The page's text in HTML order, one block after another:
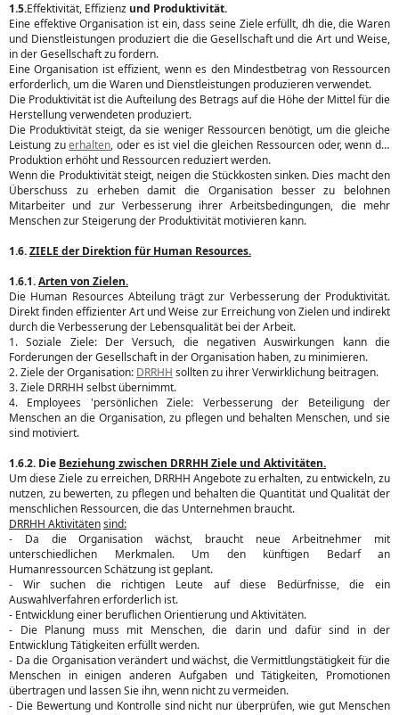
1.5.Effektivität, Effizienz und Produktivität.
Eine effektive Organisation ist ein, dass seine Ziele erfüllt, dh die, die Waren
und Dienstleistungen produziert die die Gesellschaft und die Art und Weise,
in der Gesellschaft zu fordern.
Eine Organisation ist effizient, wenn es den Mindestbetrag von Ressourcen
erforderlich, um die Waren und Dienstleistungen produzieren verwendet.
Die Produktivität ist die Aufteilung des Betrags auf die Höhe der Mittel für die
Herstellung verwendeten produziert.
Die Produktivität steigt, da sie weniger Ressourcen benötigt, um die gleiche
Leistung zuerhalten, oder es ist viel die gleichen Ressourcen oder, wenn die
Produktion erhöht und Ressourcen reduziert werden.
Wenn die Produktivität steigt, neigen die Stückkosten sinken. Dies macht den
Überschuss zu erheben damit die Organisation besser zu belohnen
Mitarbeiter und zur Verbesserung ihrer Arbeitsbedingungen, die mehr
Menschen zur Steigerung der Produktivität motivieren kann.
1.6.ZIELE der Direktion für Human Resources.
1.6.1.Arten von Zielen.
Die Human Resources Abteilung trägt zur Verbesserung der Produktivität.
Direkt finden effizienter Art und Weise zur Erreichung von Zielen und indirekt
durch die Verbesserung der Lebensqualität bei der Arbeit.
1. Soziale Ziele: Der Versuch, die negativen Auswirkungen kann die
Forderungen der Gesellschaft in der Organisation haben, zu minimieren.
2. Ziele der Organisation: DRRHH sollten zu ihrer Verwirklichung beitragen.
3. Ziele DRRHH selbst übernimmt.
4. Employees 'persönlichen Ziele: Verbesserung der Beteiligung der
Menschen an die Organisation, zu pflegen und behalten Menschen, und sie
sind motiviert.
1.6.2. Die Beziehung zwischen DRRHH Ziele und Aktivitäten.
Um diese Ziele zu erreichen, DRRHH Angebote zu erhalten, zu entwickeln, zu
nutzen, zu bewerten, zu pflegen und behalten die Quantität und Qualität der
menschlichen Ressourcen, die das Unternehmen braucht.
DRRHH Aktivitätensind:
- Da die Organisation wächst, braucht neue Arbeitnehmer mit
unterschiedlichen Merkmalen. Um den künftigen Bedarf an
Humanressourcen Schätzung ist geplant.
- Wir suchen die richtigen Leute auf diese Bedürfnisse, die ein
Auswahlverfahren erforderlich ist.
- Entwicklung einer beruflichen Orientierung und Aktivitäten.
- Die Planung muss mit Menschen, die darin und dafür sind in der
Entwicklung Tätigkeiten erfüllt werden.
- Da die Organisation verändert und wächst, die Vermittlungstätigkeit für die
Menschen in einigen anderen Aufgaben und Tätigkeiten, Promotionen
übertragen und lassen Sie ihn, wenn nicht zu vermeiden.
- Die Bewertung und Kontrolle sind nicht nur überprüfen, wie gut Menschen